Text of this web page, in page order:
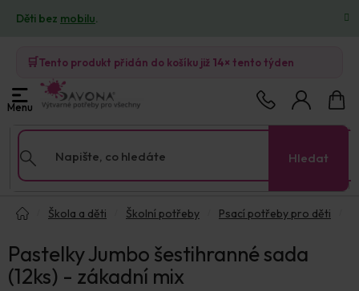
obsah
Děti bez mobilu.
🛒Tento produkt přidán do košíku již 14× tento týden
Hledat
košík
Škola a děti
Školní potřeby Psací potřeby pro děti
Pastelky Jumbo šestihranné sada
(12ks) - zákadní mix